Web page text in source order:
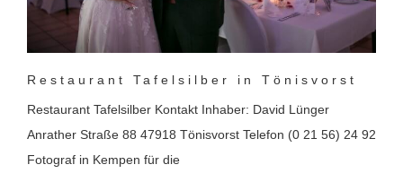
Restaurant Tafelsilber in Tönisvorst
Restaurant Tafelsilber Kontakt Inhaber: David Lünger
Anrather Straße 88 47918 Tönisvorst Telefon (0 21 56) 24 92
Fotograf in Kempen für die